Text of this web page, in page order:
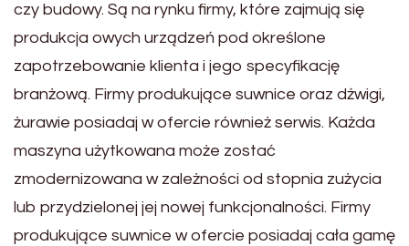
czy budowy. Są na rynku firmy, które zajmują się
produkcja owych urządzeń pod określone
zapotrzebowanie klienta i jego specyfikację
branżową. Firmy produkujące suwnice oraz dźwigi,
żurawie posiadaj w ofercie również serwis. Każda
maszyna użytkowana może zostać
zmodernizowana w zależności od stopnia zużycia
lub przydzielonej jej nowej funkcjonalności. Firmy
produkujące suwnice w ofercie posiadaj cała gamę